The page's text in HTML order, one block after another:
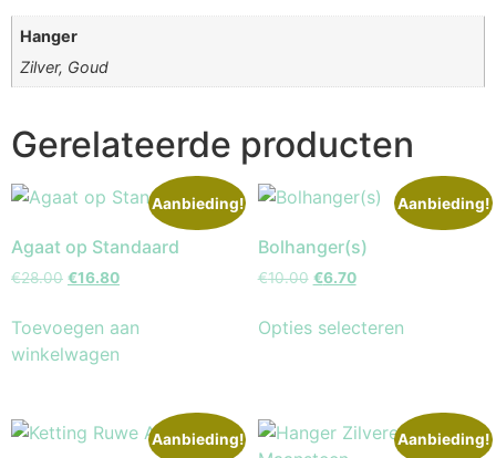
Hanger
Zilver, Goud
Gerelateerde producten
Aanbieding!
Agaat op Standaard
€28.00 €16.80
Toevoegen aan
winkelwagen
Aanbieding!
Bolhanger(s)
€10.00 €6.70
Opties selecteren
Aanbieding! Aanbieding!